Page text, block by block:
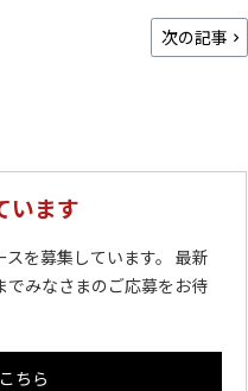
次の記事
います
を募集しています。 最新
みなさまのご応募をお待
ちら